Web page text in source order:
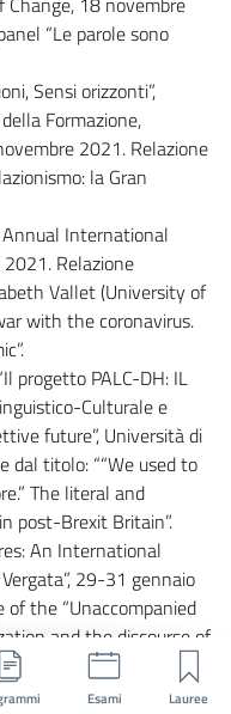
“Le parole sono
Sensi orizzonti”,
Formazione,
2021. Relazione
la Gran
Annual International
Relazione
Vallet (University of
with the coronavirus.
progetto PALC-DH: IL
Culturale e
future”, Università di
dal titolo: ““We used to
The literal and
post-Brexit Britain”.
An International
29-31 gennaio
of the “Unaccompanied
and the discourse of
Approaches to
Esami Lauree